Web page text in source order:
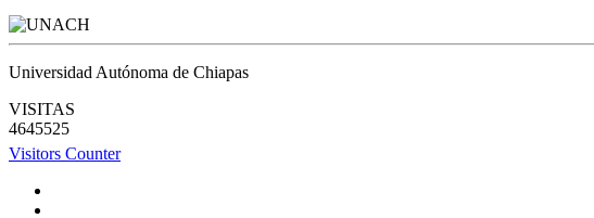
Universidad Autónoma de Chiapas
VISITAS
4645525
Visitors Counter